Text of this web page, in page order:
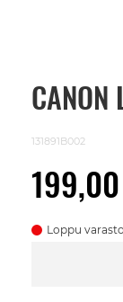
CANON
131891B002
Loppu
Skip
images
gallery